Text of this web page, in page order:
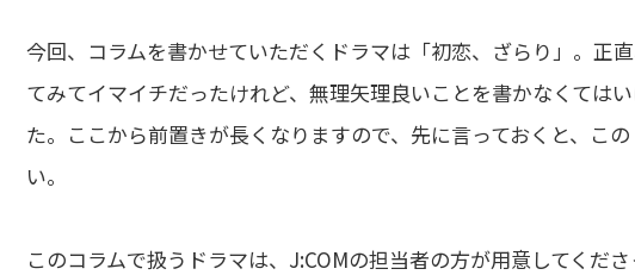
今回、コラムを書かせていただくドラマは「初恋、ざらり」。正
てみてイマイチだったけれど、無理矢理良いことを書かなくては
た。ここから前置きが長くなりますので、先に言っておくと、こ
い。
このコラムで扱うドラマは、J:COMの担当者の方が用意してくだ